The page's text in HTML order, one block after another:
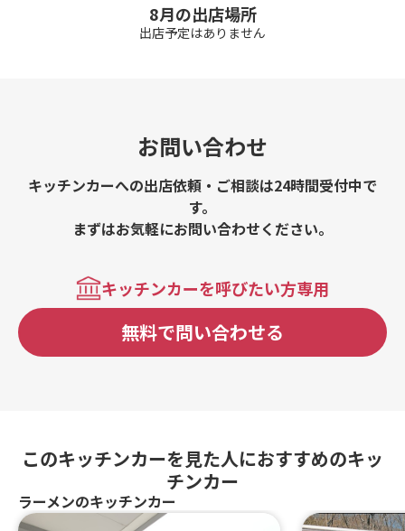
8月の出店場所
出店予定はありません
お問い合わせ
キッチンカーへの出店依頼・ご相談は24時間受付中で
す。
まずはお気軽にお問い合わせください。
キッチンカーを呼びたい方専用
無料で問い合わせる
このキッチンカーを見た人におすすめのキッ
チンカー
ラーメンのキッチンカー